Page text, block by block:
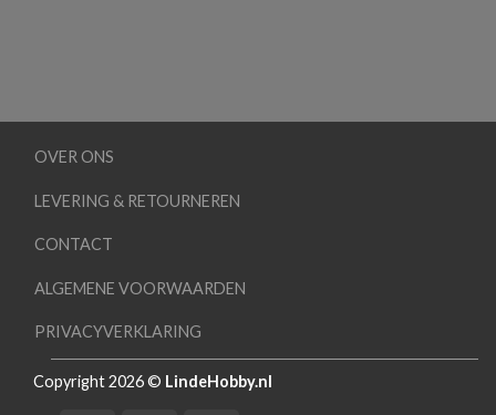
OVER ONS
LEVERING & RETOURNEREN
CONTACT
ALGEMENE VOORWAARDEN
PRIVACYVERKLARING
Copyright 2026 © LindeHobby.nl